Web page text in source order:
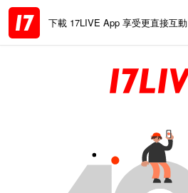
下載 17LIVE App 享受更直接互動